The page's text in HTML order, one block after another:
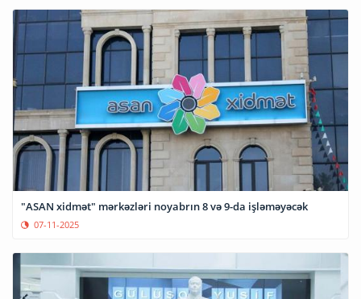
"ASAN xidmət" mərkəzləri noyabrın 8 və 9-da işləməyəcək
07-11-2025